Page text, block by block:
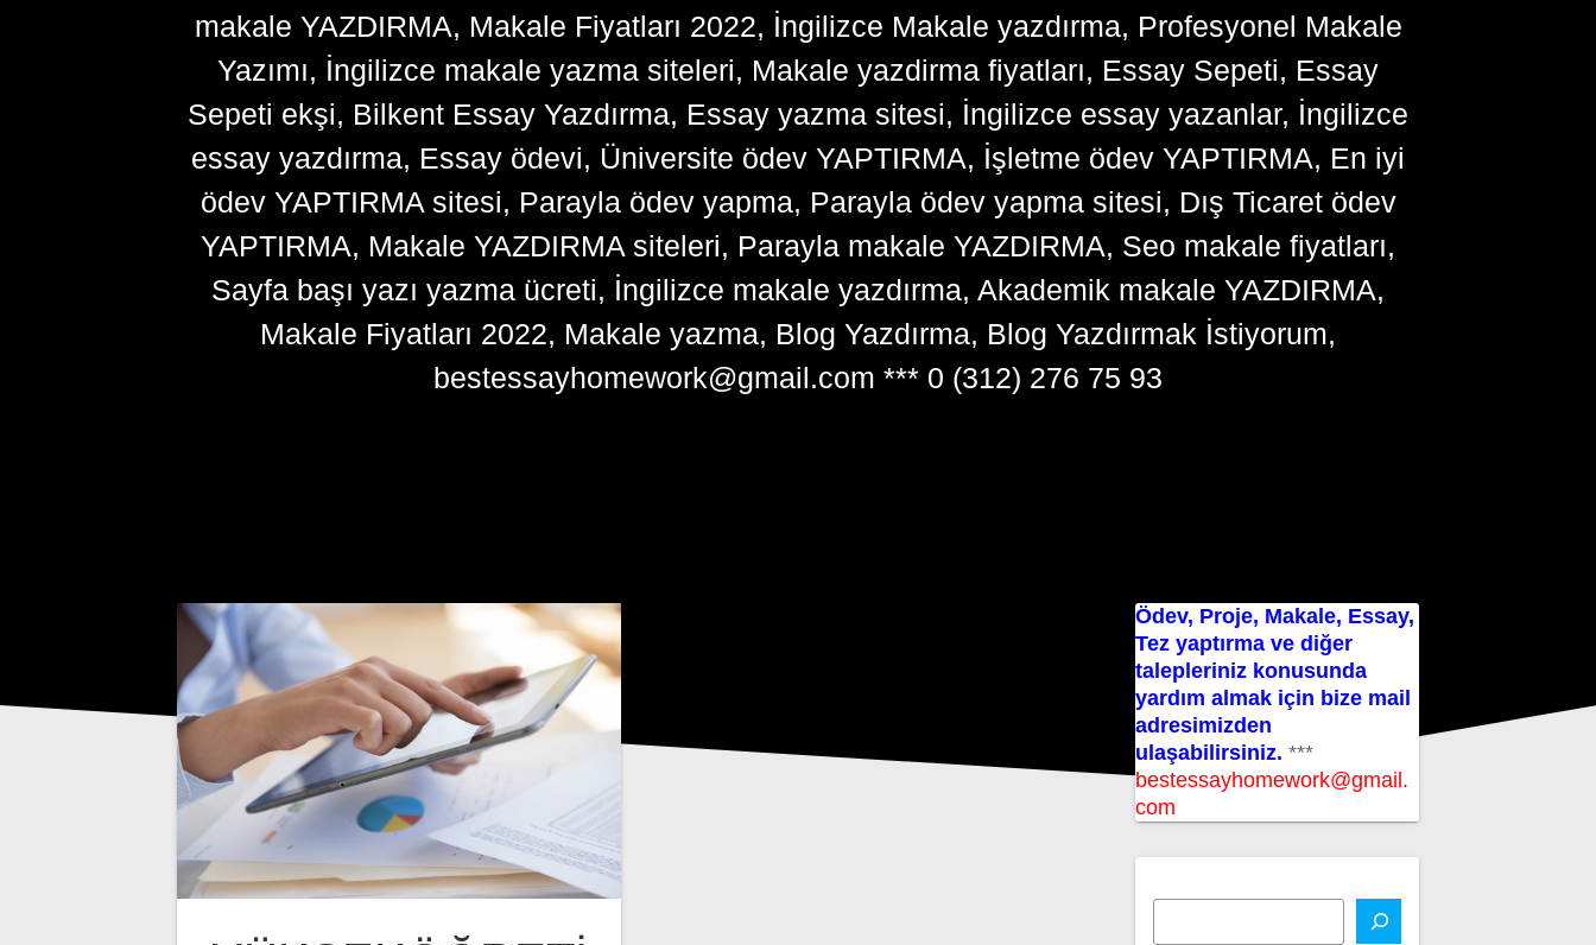
makale YAZDIRMA, Makale Fiyatları 2022, İngilizce Makale yazdırma, Profesyonel Makale
Yazımı, İngilizce makale yazma siteleri, Makale yazdirma fiyatları, Essay Sepeti, Essay
Sepeti ekşi, Bilkent Essay Yazdırma, Essay yazma sitesi, İngilizce essay yazanlar, İngilizce
essay yazdırma, Essay ödevi, Üniversite ödev YAPTIRMA, İşletme ödev YAPTIRMA, En iyi
ödev YAPTIRMA sitesi, Parayla ödev yapma, Parayla ödev yapma sitesi, Dış Ticaret ödev
YAPTIRMA, Makale YAZDIRMA siteleri, Parayla makale YAZDIRMA, Seo makale fiyatları,
Sayfa başı yazı yazma ücreti, İngilizce makale yazdırma, Akademik makale YAZDIRMA,
Makale Fiyatları 2022, Makale yazma, Blog Yazdırma, Blog Yazdırmak İstiyorum,
bestessayhomework@gmail.com *** 0 (312) 276 75 93
Ödev, Proje, Makale, Essay,
Tez yaptırma ve diğer
talepleriniz konusunda
yardım almak için bize mail
adresimizden
ulaşabilirsiniz. ***
bestessayhomework@gmail.
com